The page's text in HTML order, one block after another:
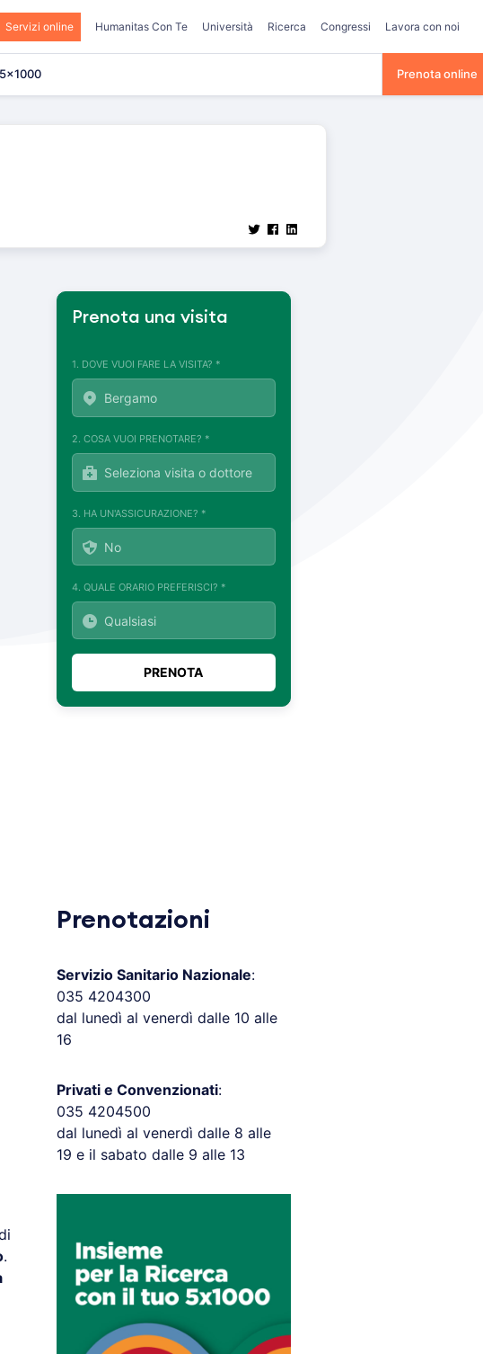
Servizi online Humanitas Con Te Università Ricerca Congressi Lavora con noi
5×1000 Prenota online
.
Prenota una visita
1. DOVE VUOI FARE LA VISITA? *
2. COSA VUOI PRENOTARE? *
3. HA UN'ASSICURAZIONE? *
4. QUALE ORARIO PREFERISCI? *
Prenotazioni
Servizio Sanitario Nazionale:
035 4204300
dal lunedì al venerdì dalle 10 alle
16
Privati e Convenzionati:
035 4204500
dal lunedì al venerdì dalle 8 alle
19 e il sabato dalle 9 alle 13